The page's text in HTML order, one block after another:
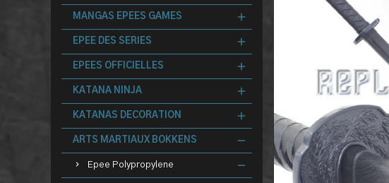
MANGAS EPEES GAMES
EPEE DES SERIES
EPEES OFFICIELLES
KATANA NINJA
KATANAS DECORATION
ARTS MARTIAUX BOKKENS
Epee Polypropylene